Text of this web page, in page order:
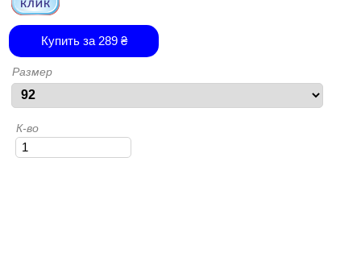
Купить за 289₴
Размер
К-во